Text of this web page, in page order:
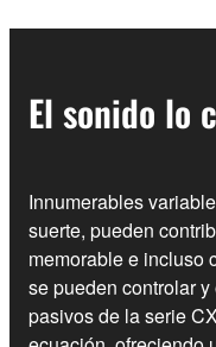
El sonido lo
Innumerables
suerte, pueden
memorable e incluso
se pueden controlar
pasivos de la serie